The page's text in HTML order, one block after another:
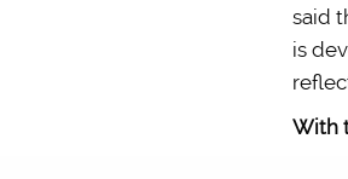
said
is
With